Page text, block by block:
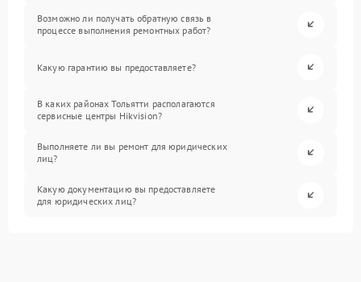
Возможно ли получать обратную связь в
процессе выполнения ремонтных работ?
Какую гарантию вы предоставляете?
В каких районах Тольятти располагаются
сервисные центры Hikvision?
Выполняете ли вы ремонт для юридических
лиц?
Какую документацию вы предоставляете
для юридических лиц?